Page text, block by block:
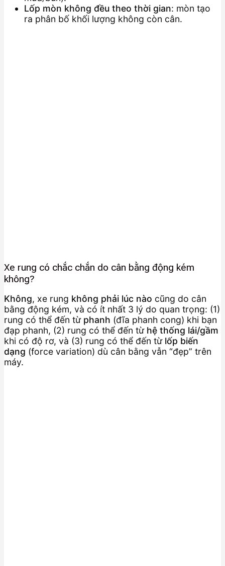
Lốp mòn không đều theo thời gian: mòn tạo
ra phân bố khối lượng không còn cân.
Xe rung có chắc chắn do cân bằng động kém
không?
Không, xe rung không phải lúc nào cũng do cân
bằng động kém, và có ít nhất 3 lý do quan trọng: (1)
rung có thể đến từ phanh (đĩa phanh cong) khi bạn
đạp phanh, (2) rung có thể đến từ hệ thống lái/gầm
khi có độ rơ, và (3) rung có thể đến từ lốp biến
dạng (force variation) dù cân bằng vẫn “đẹp” trên
máy.